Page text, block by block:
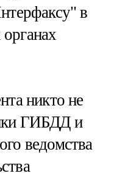
в
никто не
ГИБДД и
ведомства